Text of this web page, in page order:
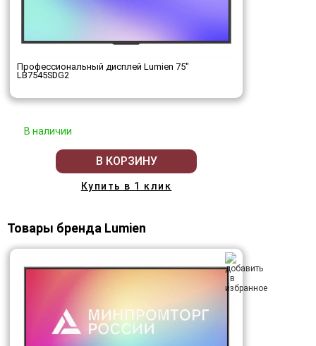
Профессиональный дисплей Lumien 75"
LB7545SDG2
В наличии
В КОРЗИНУ
Купить в 1 клик
Товары бренда Lumien